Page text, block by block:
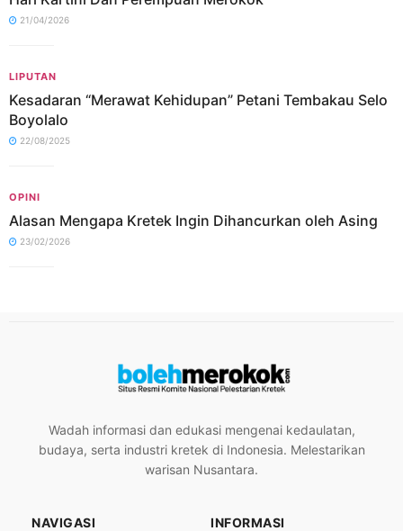
21/04/2026
LIPUTAN
Kesadaran “Merawat Kehidupan” Petani Tembakau Selo
Boyolalo
22/08/2025
OPINI
Alasan Mengapa Kretek Ingin Dihancurkan oleh Asing
23/02/2026
Wadah informasi dan edukasi mengenai kedaulatan,
budaya, serta industri kretek di Indonesia. Melestarikan
warisan Nusantara.
NAVIGASI INFORMASI